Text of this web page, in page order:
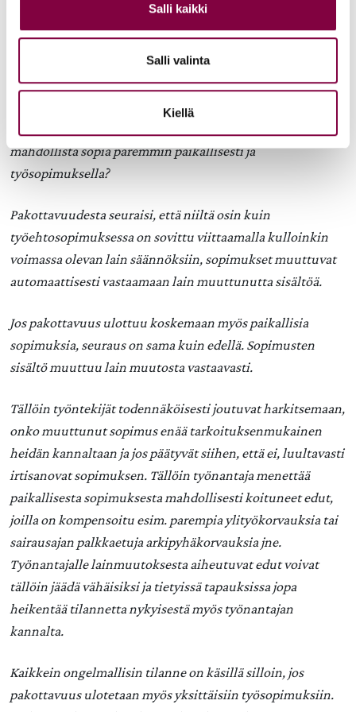
Salli kaikki
Salli valinta
Kiellä
työehtosopimuskauden alkaessa.
Kielletäänkö kaikki paremmin sopiminen vai onko
kiellettyä ainoastaan valtakunnallisella
mahdollista sopia paremmin paikallisesti ja
työsopimuksella?
Pakottavuudesta seuraisi, että niiltä osin kuin
työehtosopimuksessa on sovittu viittaamalla kulloinkin
voimassa olevan lain säännöksiin, sopimukset muuttuvat
automaattisesti vastaamaan lain muuttunutta sisältöä.
Jos pakottavuus ulottuu koskemaan myös paikallisia
sopimuksia, seuraus on sama kuin edellä. Sopimusten
sisältö muuttuu lain muutosta vastaavasti.
Tällöin työntekijät todennäköisesti joutuvat harkitsemaan,
onko muuttunut sopimus enää tarkoituksenmukainen
heidän kannaltaan ja jos päätyvät siihen, että ei, luultavasti
irtisanovat sopimuksen. Tällöin työnantaja menettää
paikallisesta sopimuksesta mahdollisesti koituneet edut,
joilla on kompensoitu esim. parempia ylityökorvauksia tai
sairausajan palkkaetuja arkipyhäkorvauksia jne.
Työnantajalle lainmuutoksesta aiheutuvat edut voivat
tällöin jäädä vähäisiksi ja tietyissä tapauksissa jopa
heikentää tilannetta nykyisestä myös työnantajan
kannalta.
Kaikkein ongelmallisin tilanne on käsillä silloin, jos
pakottavuus ulotetaan myös yksittäisiin työsopimuksiin.